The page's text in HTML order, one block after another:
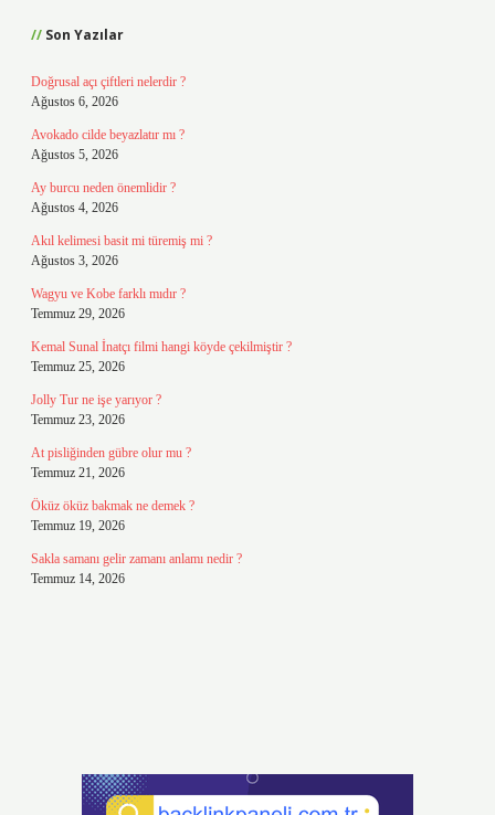
Son Yazılar
Doğrusal açı çiftleri nelerdir ?
Ağustos 6, 2026
Avokado cilde beyazlatır mı ?
Ağustos 5, 2026
Ay burcu neden önemlidir ?
Ağustos 4, 2026
Akıl kelimesi basit mi türemiş mi ?
Ağustos 3, 2026
Wagyu ve Kobe farklı mıdır ?
Temmuz 29, 2026
Kemal Sunal İnatçı filmi hangi köyde çekilmiştir ?
Temmuz 25, 2026
Jolly Tur ne işe yarıyor ?
Temmuz 23, 2026
At pisliğinden gübre olur mu ?
Temmuz 21, 2026
Öküz öküz bakmak ne demek ?
Temmuz 19, 2026
Sakla samanı gelir zamanı anlamı nedir ?
Temmuz 14, 2026